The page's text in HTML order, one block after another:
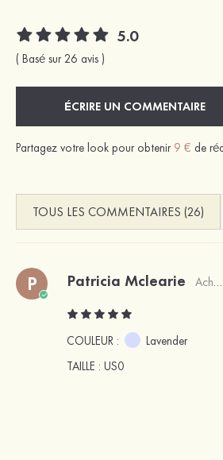
5.0
( Basé sur 26 avis )
ÉCRIRE UN COMMENTAIRE
Partagez votre look pour obtenir 9 € de
TOUS LES COMMENTAIRES (26)
P Patricia Mclearie Acheteur vérifié
COULEUR :
Lavender
TAILLE : US0